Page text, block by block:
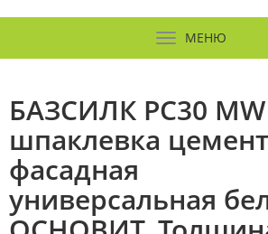
МЕНЮ
БАЗСИЛК PC30 MW
шпаклевка
фасадная
универсальная